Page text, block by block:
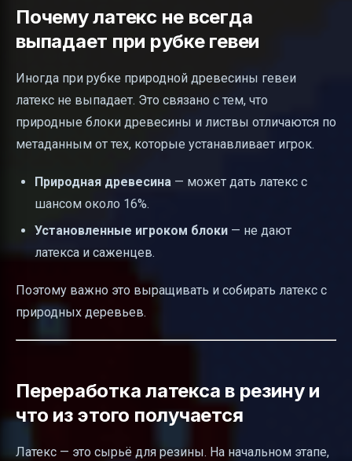
Почему латекс не всегда
выпадает при рубке гевеи
Иногда при рубке природной древесины гевеи
латекс не выпадает. Это связано с тем, что
природные блоки древесины и листвы отличаются по
метаданным от тех, которые устанавливает игрок.
Природная древесина — может дать латекс с
шансом около 16%.
Установленные игроком блоки — не дают
латекса и саженцев.
Поэтому важно это выращивать и собирать латекс с
природных деревьев.
Переработка латекса в резину и
что из этого получается
Латекс — это сырьё для резины. На начальном этапе,